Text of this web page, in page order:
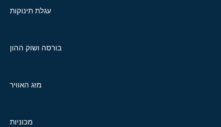
עגלת תינוקות
בורסה ושוק ההון
מזג האוויר
מכוניות